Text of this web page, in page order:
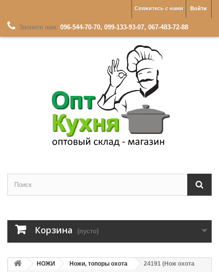
Войти
Свяжитесь с нами
Звоните нам: 096-544-70-70, 099-133-93-07, 067-483-72-88
Корзина (пусто)
НОЖИ Ножи, топоры охота
24191 (Нож охота